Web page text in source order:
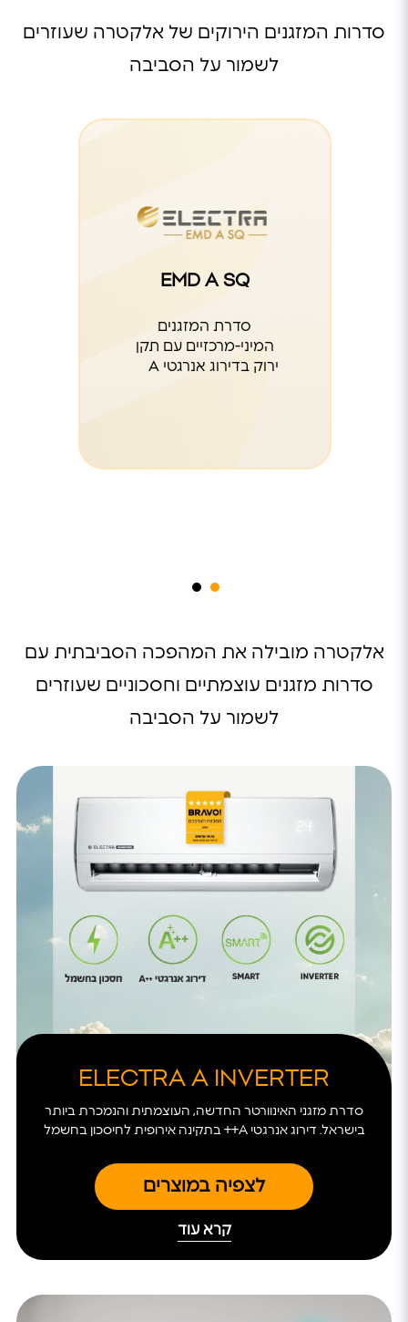
סדרות המזגנים הירוקים של אלקטרה שעוזרים
לשמור על הסביבה
EMD A SQ
סדרת המזגנים
המיני-מרכזיים עם תקן
ירוק בדירוג אנרגטי A
EMD A SQ
בשיתוף חברת BOSH העולמית
אלקטרה מובילה את המהפכה הסביבתית עם
סדרות מזגנים עוצמתיים וחסכוניים שעוזרים
לשמור על הסביבה
ELECTRA A INVERTER
סדרת מזגני האינוורטר החדשה, העוצמתית והנמכרת ביותר
בישראל. דירוג אנרגטי A++ בתקינה אירופית לחיסכון בחשמל
לצפיה במוצרים
קרא עוד